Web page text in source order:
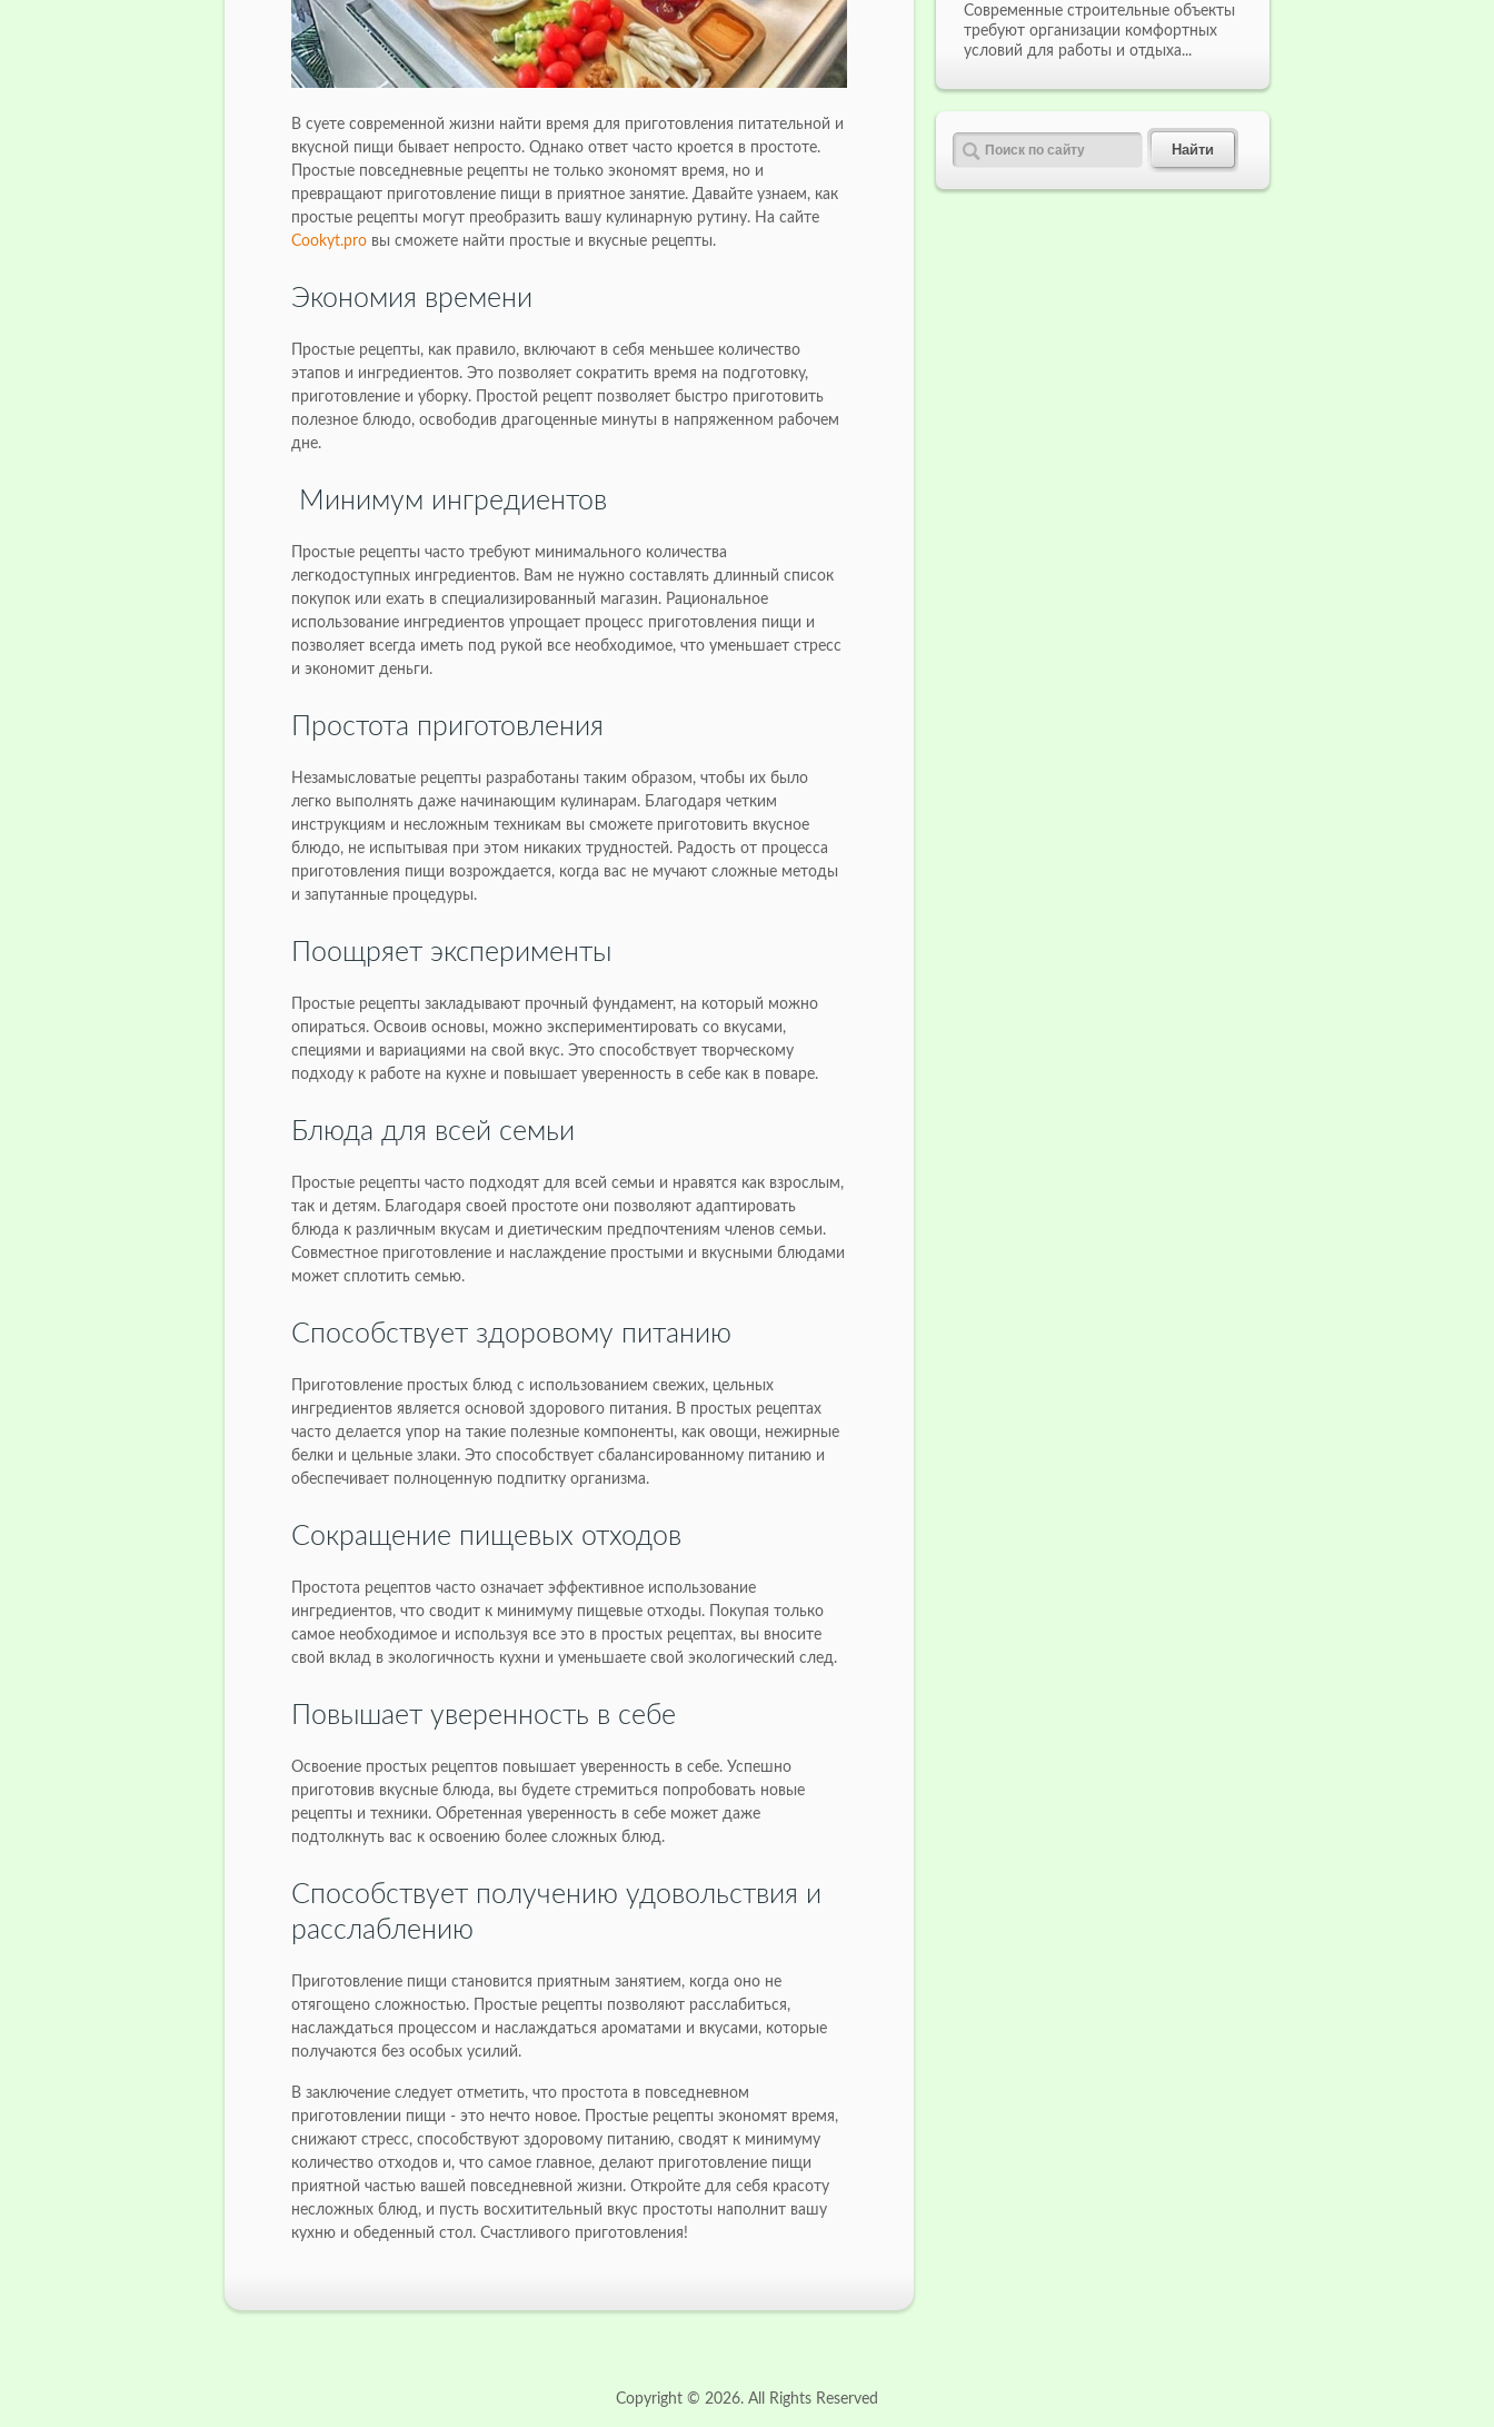
В суете современной жизни найти время для приготовления питательной и
вкусной пищи бывает непросто. Однако ответ часто кроется в простоте.
Простые повседневные рецепты не только экономят время, но и
превращают приготовление пищи в приятное занятие. Давайте узнаем, как
простые рецепты могут преобразить вашу кулинарную рутину. На сайте
Cookyt.pro вы сможете найти простые и вкусные рецепты.
Экономия времени
Простые рецепты, как правило, включают в себя меньшее количество
этапов и ингредиентов. Это позволяет сократить время на подготовку,
приготовление и уборку. Простой рецепт позволяет быстро приготовить
полезное блюдо, освободив драгоценные минуты в напряженном рабочем
дне.
Минимум ингредиентов
Простые рецепты часто требуют минимального количества
легкодоступных ингредиентов. Вам не нужно составлять длинный список
покупок или ехать в специализированный магазин. Рациональное
использование ингредиентов упрощает процесс приготовления пищи и
позволяет всегда иметь под рукой все необходимое, что уменьшает стресс
и экономит деньги.
Простота приготовления
Незамысловатые рецепты разработаны таким образом, чтобы их было
легко выполнять даже начинающим кулинарам. Благодаря четким
инструкциям и несложным техникам вы сможете приготовить вкусное
блюдо, не испытывая при этом никаких трудностей. Радость от процесса
приготовления пищи возрождается, когда вас не мучают сложные методы
и запутанные процедуры.
Поощряет эксперименты
Простые рецепты закладывают прочный фундамент, на который можно
опираться. Освоив основы, можно экспериментировать со вкусами,
специями и вариациями на свой вкус. Это способствует творческому
подходу к работе на кухне и повышает уверенность в себе как в поваре.
Блюда для всей семьи
Простые рецепты часто подходят для всей семьи и нравятся как взрослым,
так и детям. Благодаря своей простоте они позволяют адаптировать
блюда к различным вкусам и диетическим предпочтениям членов семьи.
Совместное приготовление и наслаждение простыми и вкусными блюдами
может сплотить семью.
Способствует здоровому питанию
Приготовление простых блюд с использованием свежих, цельных
ингредиентов является основой здорового питания. В простых рецептах
часто делается упор на такие полезные компоненты, как овощи, нежирные
белки и цельные злаки. Это способствует сбалансированному питанию и
обеспечивает полноценную подпитку организма.
Сокращение пищевых отходов
Простота рецептов часто означает эффективное использование
ингредиентов, что сводит к минимуму пищевые отходы. Покупая только
самое необходимое и используя все это в простых рецептах, вы вносите
свой вклад в экологичность кухни и уменьшаете свой экологический след.
Повышает уверенность в себе
Освоение простых рецептов повышает уверенность в себе. Успешно
приготовив вкусные блюда, вы будете стремиться попробовать новые
рецепты и техники. Обретенная уверенность в себе может даже
подтолкнуть вас к освоению более сложных блюд.
Способствует получению удовольствия и
расслаблению
Приготовление пищи становится приятным занятием, когда оно не
отягощено сложностью. Простые рецепты позволяют расслабиться,
наслаждаться процессом и наслаждаться ароматами и вкусами, которые
получаются без особых усилий.
В заключение следует отметить, что простота в повседневном
приготовлении пищи - это нечто новое. Простые рецепты экономят время,
снижают стресс, способствуют здоровому питанию, сводят к минимуму
количество отходов и, что самое главное, делают приготовление пищи
приятной частью вашей повседневной жизни. Откройте для себя красоту
несложных блюд, и пусть восхитительный вкус простоты наполнит вашу
кухню и обеденный стол. Счастливого приготовления!
Современные строительные объекты
требуют организации комфортных
условий для работы и отдыха...
Copyright © 2026. All Rights Reserved